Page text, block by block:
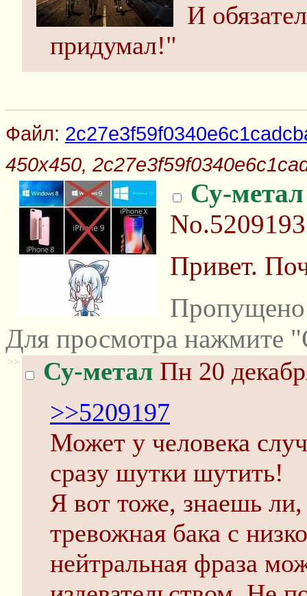
И
придумал!"
Файл:
450x450,
Су-метал
No.5209193
Привет.
Пропущено
Для просмотра нажмите
>> Су-метал Пн 20
>>5209197
Может у человека
сразу шутки шутить!
Я вот тоже, знаешь
тревожная бака с
нейтральная фраза